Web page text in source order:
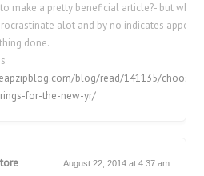
make a pretty beneficial article?- but what
alot and by no indicates appear
done.
blog/read/141135/choose-
for-the-new-yr/
August 22, 2014 at 4:37 am